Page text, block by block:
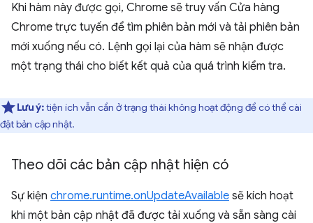
Khi hàm này được gọi, Chrome sẽ truy vấn Cửa hàng
Chrome trực tuyến để tìm phiên bản mới và tải phiên bản
mới xuống nếu có. Lệnh gọi lại của hàm sẽ nhận được
một trạng thái cho biết kết quả của quá trình kiểm tra.
Lưu ý:tiện ích vẫn cần ở trạng thái không hoạt động để có thể cài
đặt bản cập nhật.
Theo dõi các bản cập nhật hiện có
Sự kiện chrome.runtime.onUpdateAvailable sẽ kích hoạt
khi một bản cập nhật đã được tải xuống và sẵn sàng cài